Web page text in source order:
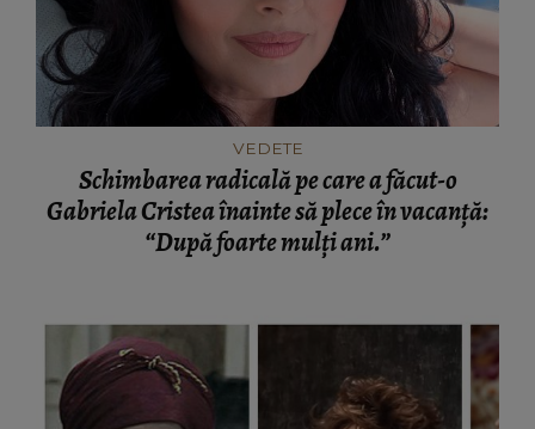
VEDETE
Schimbarea radicală pe care a făcut-o
Gabriela Cristea înainte să plece în vacanță:
“După foarte mulți ani.”